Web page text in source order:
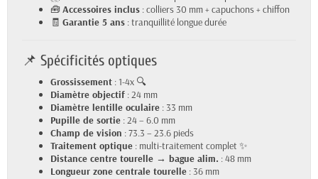
🧰 Accessoires inclus : colliers 30 mm + capuchons + chiffon
🧾 Garantie 5 ans : tranquillité longue durée
📌 Spécificités optiques
Grossissement : 1-4x 🔍
Diamètre objectif : 24 mm
Diamètre lentille oculaire : 33 mm
Pupille de sortie : 24 – 6.0 mm
Champ de vision : 73.3 – 23.6 pieds
Traitement optique : multi-traitement complet ✨
Distance centre tourelle → bague alim. : 48 mm
Longueur zone centrale tourelle : 36 mm